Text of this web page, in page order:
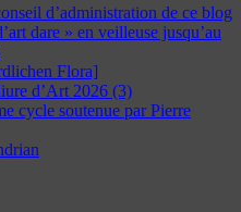
d’administration de ce blog
dare » en veilleuse jusqu’au
Flora]
d’Art 2026 (3)
cycle soutenue par Pierre